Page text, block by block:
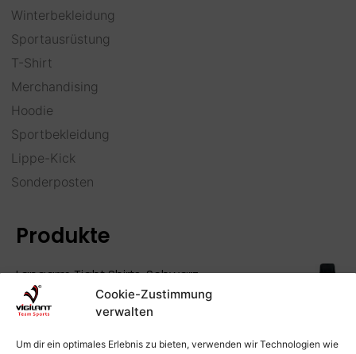
Cookie-Zustimmung
verwalten
Um dir ein optimales Erlebnis zu bieten, verwenden wir Technologien wie
Winterbekleidung
Sportausrüstung
T-Shirt
Merchandising
Hoodie
Sportbekleidung
Lippe-Kick
Sonderposten
Produkte
Langarm Tight Shirts, Schwarz
inkl. MwSt.
Versandkosten